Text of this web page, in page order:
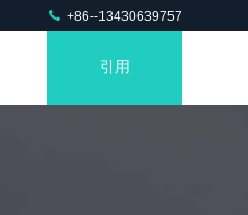
+86--13430639757
引用